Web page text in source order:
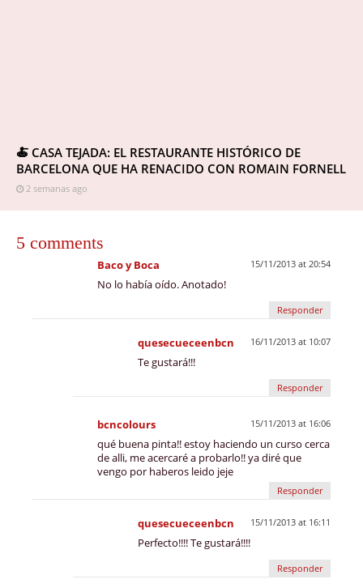
🍝 CASA TEJADA: EL RESTAURANTE HISTÓRICO DE
BARCELONA QUE HA RENACIDO CON ROMAIN FORNELL
2 semanas ago
5 comments
Baco y Boca 15/11/2013 at 20:54
No lo había oído. Anotado!
Responder
quesecueceenbcn 16/11/2013 at 10:07
Te gustará!!!
Responder
bcncolours 15/11/2013 at 16:06
qué buena pinta!! estoy haciendo un curso cerca
de alli, me acercaré a probarlo!! ya diré que
vengo por haberos leido jeje
Responder
quesecueceenbcn 15/11/2013 at 16:11
Perfecto!!!! Te gustará!!!!
Responder